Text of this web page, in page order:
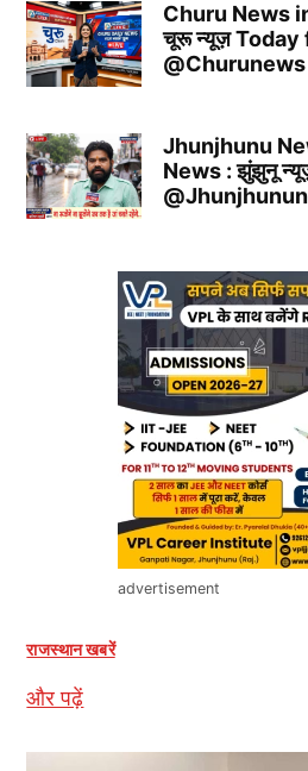
Churu News
चूरू न्यूज़ Today
@Churunews
Jhunjhunu
News : झुंझुनू
advertisement
राजस्थान खबरें
और पढ़ें